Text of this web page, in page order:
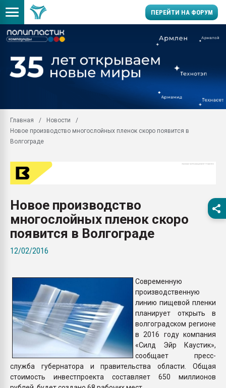
ПЕРЕЙТИ НА ФОРУМ
ближайшее
Подмосковье, Москва
первый план в
ситуацией на
Продам отходы
поликарбоната и АБС-
Armaloy PC/ABS-1IM
26.07.2022 "Сибирский
Главная
Новости
Новое производство многослойных пленок скоро появится в
Волгограде
Новое производство
многослойных пленок скоро
появится в Волгограде
12/02/2016
Современную
производственную
линию пищевой пленки
планирует открыть в
волгоградском регионе
в 2016 году компания
«Силд Эйр Каустик»,
сообщает пресс-
служба губернатора и правительства области. Общая
стоимость инвестпроекта составляет 650 миллионов